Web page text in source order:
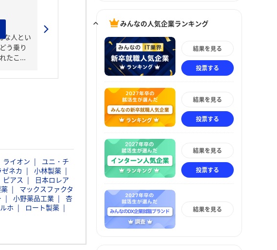
な人とい
う乗り
たこ...
ライオン
ユニ・チ
ネカ
小林製薬
ピアス
日本ロレア
マックスファクタ
小野薬品工業
杏
ホ
ロート製薬
みんなの人気企業ランキング
結果を見る
投票する
結果を見る
投票する
結果を見る
投票する
結果を見る